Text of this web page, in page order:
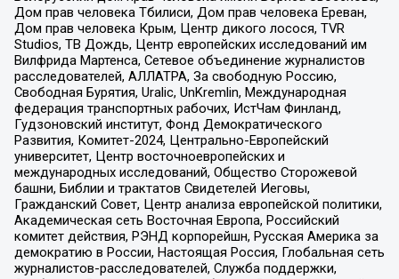
Дом прав человека Тбилиси, Дом прав человека Ереван,
Дом прав человека Крым, Центр дикого лосося, TVR
Studios, ТВ Дождь, Центр европейских исследований им
Вилфрида Мартенса, Сетевое объединение журналистов
расследователей, АЛЛАТРА, За свободную Россию,
Свободная Бурятия, Uralic, UnKremlin, Международная
федерация транспортных рабочих, ИстЧам Финланд,
Гудзоновский институт, Фонд Демократического
Развития, Комитет-2024, Центрально-Европейский
университет, Центр восточноевропейских и
международных исследований, Общество Сторожевой
башни, Библии и трактатов Свидетелей Иеговы,
Гражданский Совет, Центр анализа европейской политики,
Академическая сеть Восточная Европа, Российский
комитет действия, РЭНД корпорейшн, Русская Америка за
демократию в России, Настоящая Россия, Глобальная сеть
журналистов-расследователей, Служба поддержки,